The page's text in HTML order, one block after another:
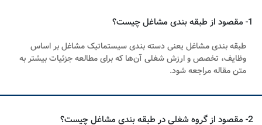
1- مقصود از طبقه بندی مشاغل چیست؟
طبقه‌ بندی مشاغل یعنی دسته‌ بندی سیستماتیک مشاغل بر اساس
وظایف، تخصص و ارزش شغلی آن‌ها که برای مطالعه جزئیات بیشتر به
متن مقاله مراجعه شود.
2- مقصود از گروه شغلی در طبقه بندی مشاغل چیست؟